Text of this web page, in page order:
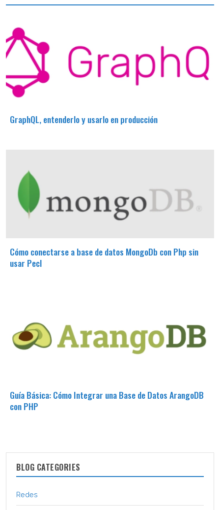
GraphQL, entenderlo y usarlo en producción
Cómo conectarse a base de datos MongoDb con Php sin
usar Pecl
Guía Básica: Cómo Integrar una Base de Datos ArangoDB
con PHP
BLOG CATEGORIES
Redes